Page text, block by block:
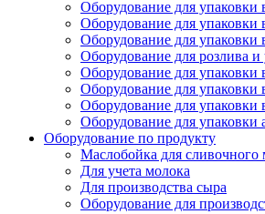
Оборудование для упаковки
Оборудование для упаковки
Оборудование для упаковки
Оборудование для розлива
Оборудование для упаковки
Оборудование для упаковки
Оборудование для упаковки
Оборудование для
Оборудование по продукту
Маслобойка для сливочного
Для учета молока
Для производства сыра
Оборудование для